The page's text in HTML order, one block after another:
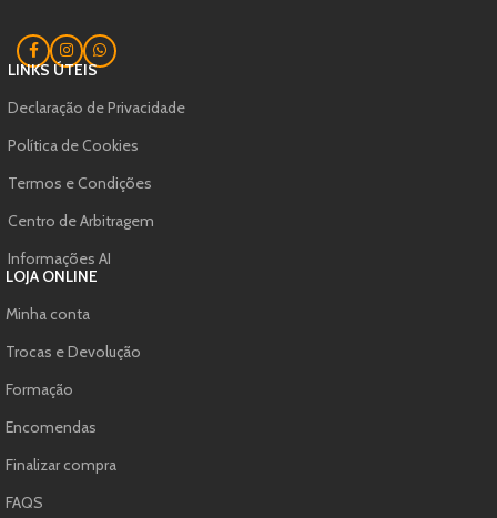
LINKS ÚTEIS
Declaração de Privacidade
Política de Cookies
Termos e Condições
Centro de Arbitragem
Informações AI
LOJA ONLINE
Minha conta
Trocas e Devolução
Formação
Encomendas
Finalizar compra
FAQS